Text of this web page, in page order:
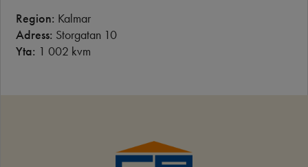
Region: Kalmar
Adress: Storgatan 10
Yta: 1 002 kvm